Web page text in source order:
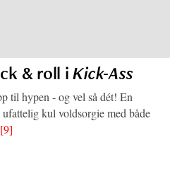
& roll iKick-Ass
til hypen - og vel så dét! En
kul voldsorgie med både
[9]